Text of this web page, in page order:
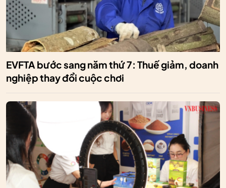
EVFTA bước sang năm thứ 7: Thuế giảm, doanh
nghiệp thay đổi cuộc chơi